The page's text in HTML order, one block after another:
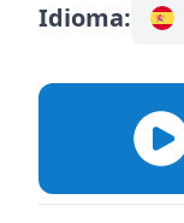
Idioma: